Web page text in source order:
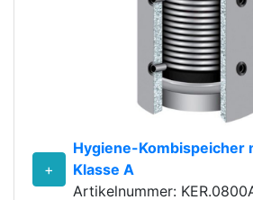
+
Hygiene-Kombispeicher
Klasse A
Artikelnummer: